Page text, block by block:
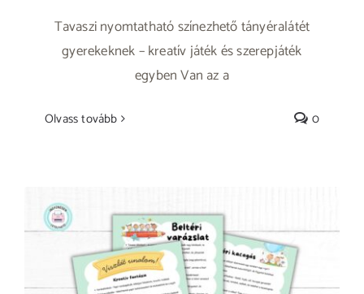
Tavaszi nyomtatható színezhető tányéralátét
gyerekeknek – kreatív játék és szerepjáték
egyben Van az a
Olvass tovább 0